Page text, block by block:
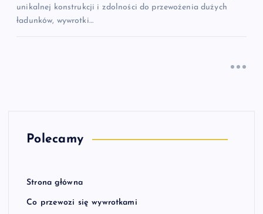
unikalnej konstrukcji i zdolności do przewożenia dużych
ładunków, wywrotki…
Polecamy
Strona główna
Co przewozi się wywrotkami